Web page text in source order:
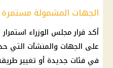
الجهات المشمولة
أكد قرار مجلس الوزراء
على الجهات والمنشآت التي
في فئات جديدة أو تغيير